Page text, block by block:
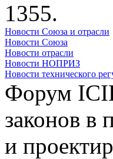
1355.
Новости Союза и отрасли
Новости Союза
Новости отрасли
Новости НОПРИЗ
Новости технического
Форум
законов в
и